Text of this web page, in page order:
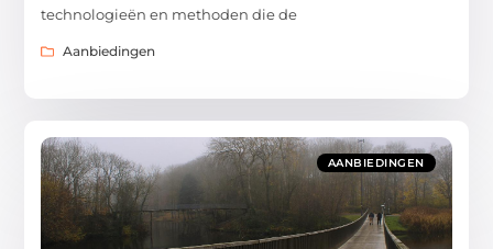
technologieën en methoden die de
Aanbiedingen
AANBIEDINGEN